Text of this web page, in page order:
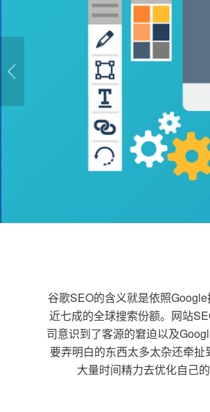
谷歌SEO的含义就是依照
近七成的全球搜索份额。网站
司意识到了客源的窘迫以及
要弄明白的东西太多太杂还牵
大量时间精力去优化自己